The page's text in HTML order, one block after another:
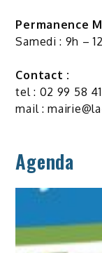
Permanence
Samedi : 9h –
Contact :
tel : 02 99 58
mail :
Agenda